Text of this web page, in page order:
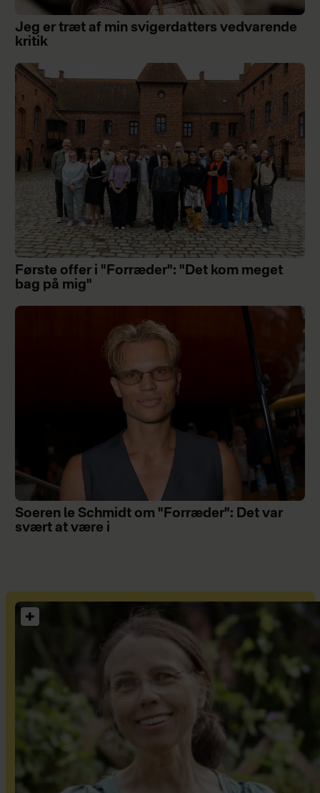
Jeg er træt af min svigerdatters vedvarende
kritik
Første offer i "Forræder": "Det kom meget
bag på mig"
Soeren le Schmidt om "Forræder": Det var
svært at være i